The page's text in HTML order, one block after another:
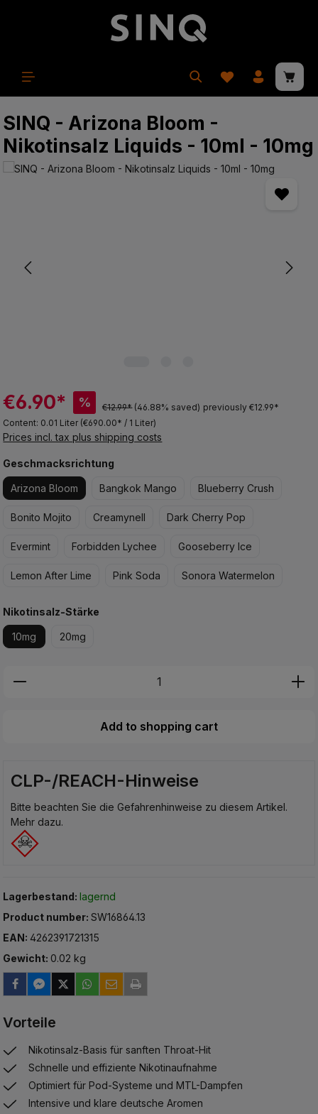
SINQ - Arizona Bloom -
Nikotinsalz Liquids - 10ml - 10mg
Skip image gallery
€6.90* % €12.99* (46.88% saved) previously €12.99*
Content: 0.01 Liter (€690.00* / 1 Liter)
Prices incl. tax plus shipping costs
Select
Geschmacksrichtung
Arizona Bloom Bangkok Mango Blueberry Crush
Bonito Mojito Creamynell Dark Cherry Pop
Evermint Forbidden Lychee Gooseberry Ice
Lemon After Lime Pink Soda Sonora Watermelon
Select
Nikotinsalz-Stärke
10mg 20mg
Produkt Anzahl: Gib den gewünschten
Add to shopping cart
CLP-/REACH-Hinweise
Bitte beachten Sie die Gefahrenhinweise zu diesem Artikel.
Mehr dazu.
Lagerbestand:lagernd
Product number:SW16864.13
EAN:4262391721315
Gewicht: 0.02 kg
Vorteile
Nikotinsalz-Basis für sanften Throat-Hit
Schnelle und effiziente Nikotinaufnahme
Optimiert für Pod-Systeme und MTL-Dampfen
Intensive und klare deutsche Aromen